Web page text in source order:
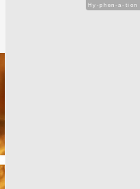
Hy-phen-a-tion